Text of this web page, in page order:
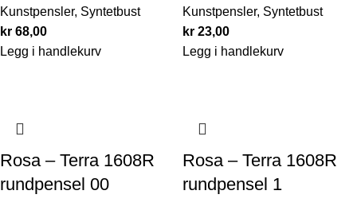
Kunstpensler, Syntetbust
kr 68,00
Legg i handlekurv
Kunstpensler, Syntetbust
kr 23,00
Legg i handlekurv
Rosa – Terra 1608R
rundpensel 00
Rosa – Terra 1608R
rundpensel 1